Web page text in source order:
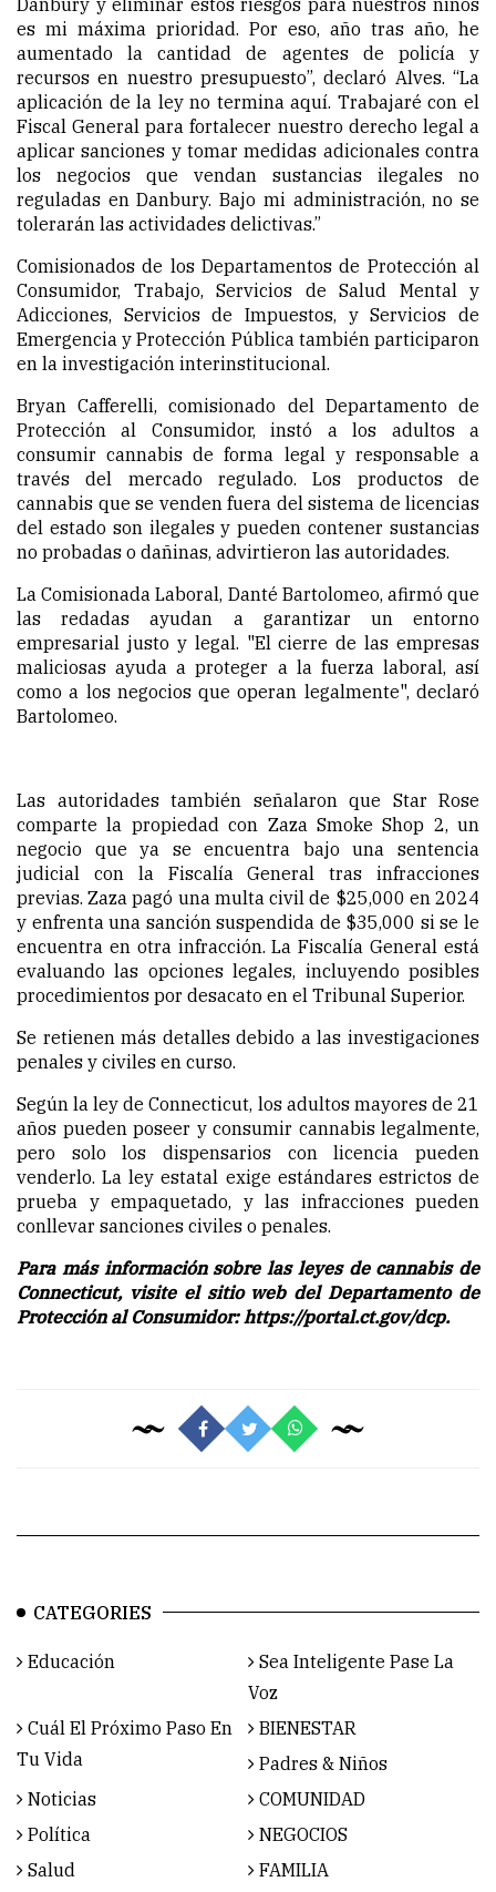
es mi máxima prioridad. Por eso, año tras año, he
aumentado la cantidad de agentes de policía y
recursos en nuestro presupuesto”, declaró Alves. “La
aplicación de la ley no termina aquí. Trabajaré con el
Fiscal General para fortalecer nuestro derecho legal a
aplicar sanciones y tomar medidas adicionales contra
los negocios que vendan sustancias ilegales no
reguladas en Danbury. Bajo mi administración, no se
tolerarán las actividades delictivas.”
Comisionados de los Departamentos de Protección al
Consumidor, Trabajo, Servicios de Salud Mental y
Adicciones, Servicios de Impuestos, y Servicios de
Emergencia y Protección Pública también participaron
en la investigación interinstitucional.
Bryan Cafferelli, comisionado del Departamento de
Protección al Consumidor, instó a los adultos a
consumir cannabis de forma legal y responsable a
través del mercado regulado. Los productos de
cannabis que se venden fuera del sistema de licencias
del estado son ilegales y pueden contener sustancias
no probadas o dañinas, advirtieron las autoridades.
La Comisionada Laboral, Danté Bartolomeo, afirmó que
las redadas ayudan a garantizar un entorno
empresarial justo y legal. "El cierre de las empresas
maliciosas ayuda a proteger a la fuerza laboral, así
como a los negocios que operan legalmente", declaró
Bartolomeo.
Las autoridades también señalaron que Star Rose
comparte la propiedad con Zaza Smoke Shop 2, un
negocio que ya se encuentra bajo una sentencia
judicial con la Fiscalía General tras infracciones
previas. Zaza pagó una multa civil de $25,000 en 2024
y enfrenta una sanción suspendida de $35,000 si se le
encuentra en otra infracción. La Fiscalía General está
evaluando las opciones legales, incluyendo posibles
procedimientos por desacato en el Tribunal Superior.
Se retienen más detalles debido a las investigaciones
penales y civiles en curso.
Según la ley de Connecticut, los adultos mayores de 21
años pueden poseer y consumir cannabis legalmente,
pero solo los dispensarios con licencia pueden
venderlo. La ley estatal exige estándares estrictos de
prueba y empaquetado, y las infracciones pueden
conllevar sanciones civiles o penales.
Para más información sobre las leyes de cannabis de
Connecticut, visite el sitio web del Departamento de
Protección al Consumidor: https://portal.ct.gov/dcp.
CATEGORIES
Educación
Sea Inteligente Pase La
Voz
Cuál El Próximo Paso En
Tu Vida
BIENESTAR
Padres & Niños
Noticias
COMUNIDAD
Política
NEGOCIOS
Salud
FAMILIA